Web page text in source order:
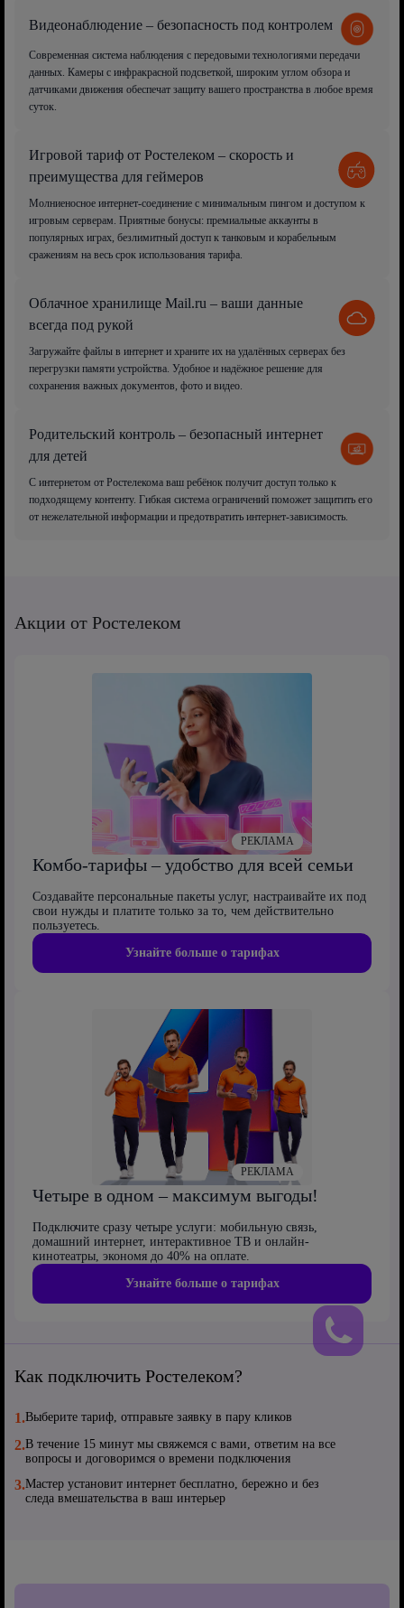
Видеонаблюдение – безопасность под контролем
Современная система наблюдения с передовыми технологиями передачи
данных. Камеры с инфракрасной подсветкой, широким углом обзора и
датчиками движения обеспечат защиту вашего пространства в любое время
суток.
Игровой тариф от Ростелеком – скорость и
преимущества для геймеров
Молниеносное интернет-соединение с минимальным пингом и доступом к
игровым серверам. Приятные бонусы: премиальные аккаунты в
популярных играх, безлимитный доступ к танковым и корабельным
сражениям на весь срок использования тарифа.
Облачное хранилище Mail.ru – ваши данные
всегда под рукой
Загружайте файлы в интернет и храните их на удалённых серверах без
перегрузки памяти устройства. Удобное и надёжное решение для
сохранения важных документов, фото и видео.
Родительский контроль – безопасный интернет
для детей
С интернетом от Ростелекома ваш ребёнок получит доступ только к
подходящему контенту. Гибкая система ограничений поможет защитить его
от нежелательной информации и предотвратить интернет-зависимость.
Акции от Ростелеком
Комбо-тарифы – удобство для всей семьи
Создавайте персональные пакеты услуг, настраивайте их под
свои нужды и платите только за то, чем действительно
пользуетесь.
Узнайте больше о тарифах
РЕКЛАМА
Четыре в одном – максимум выгоды!
Подключите сразу четыре услуги: мобильную связь,
домашний интернет, интерактивное ТВ и онлайн-
кинотеатры, экономя до 40% на оплате.
Узнайте больше о тарифах
РЕКЛАМА
Как подключить Ростелеком?
1.Выберите тариф, отправьте заявку в пару кликов
2.В течение 15 минут мы свяжемся с вами, ответим на все
вопросы и договоримся о времени подключения
3.Мастер установит интернет бесплатно, бережно и без
следа вмешательства в ваш интерьер